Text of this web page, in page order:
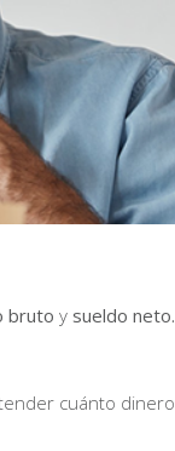
bruto y sueldo neto.
cuánto